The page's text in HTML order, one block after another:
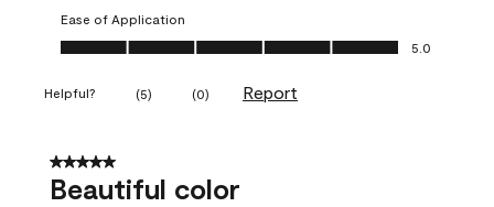
Ease of Application
Ease of Application, 5.0 out of 5
5.0
Helpful? (5) (0) Report
5 out of 5 stars.
Beautiful color